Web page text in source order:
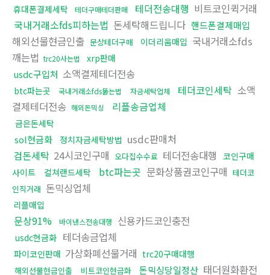
휴대폰결제세탁 테더구매테더판매 테더전송대행 비트코인퀵거래
국내거래소fds피하는법 돈세탁해드립니다 핸드폰결제매입
해외선물현금인출 문상테더구매 이더리움매입 국내거래소fds
깨는법 trc20사는법 xrp판매
usdc구입처 소액결제테더전송
btc파는곳 국내거래소fds뚫는법 자금세탁업체 테더코인세탁 소액
결제테더전송 해외돈믹싱 리플송금업체
금은돈세탁
sol현금화 정치자금세탁방법 usdc판매처
검돈세탁 24시코인구매 오다집수수료 테더전송대행 코인구매
사이트
컬쳐랜드세탁 btc파는곳 문화상품권코인구매 테더코
인직거래 돈믹싱업체
리플매입
문상91% 바이낸스전송대행 신용카드코인충전
usdc현금화 테더송금업체
파이코인판매 가상화폐선물거래 trc20구매대행
해외선물현금인출 비트코인현금화 돈믹싱당일정산 태더원화환전